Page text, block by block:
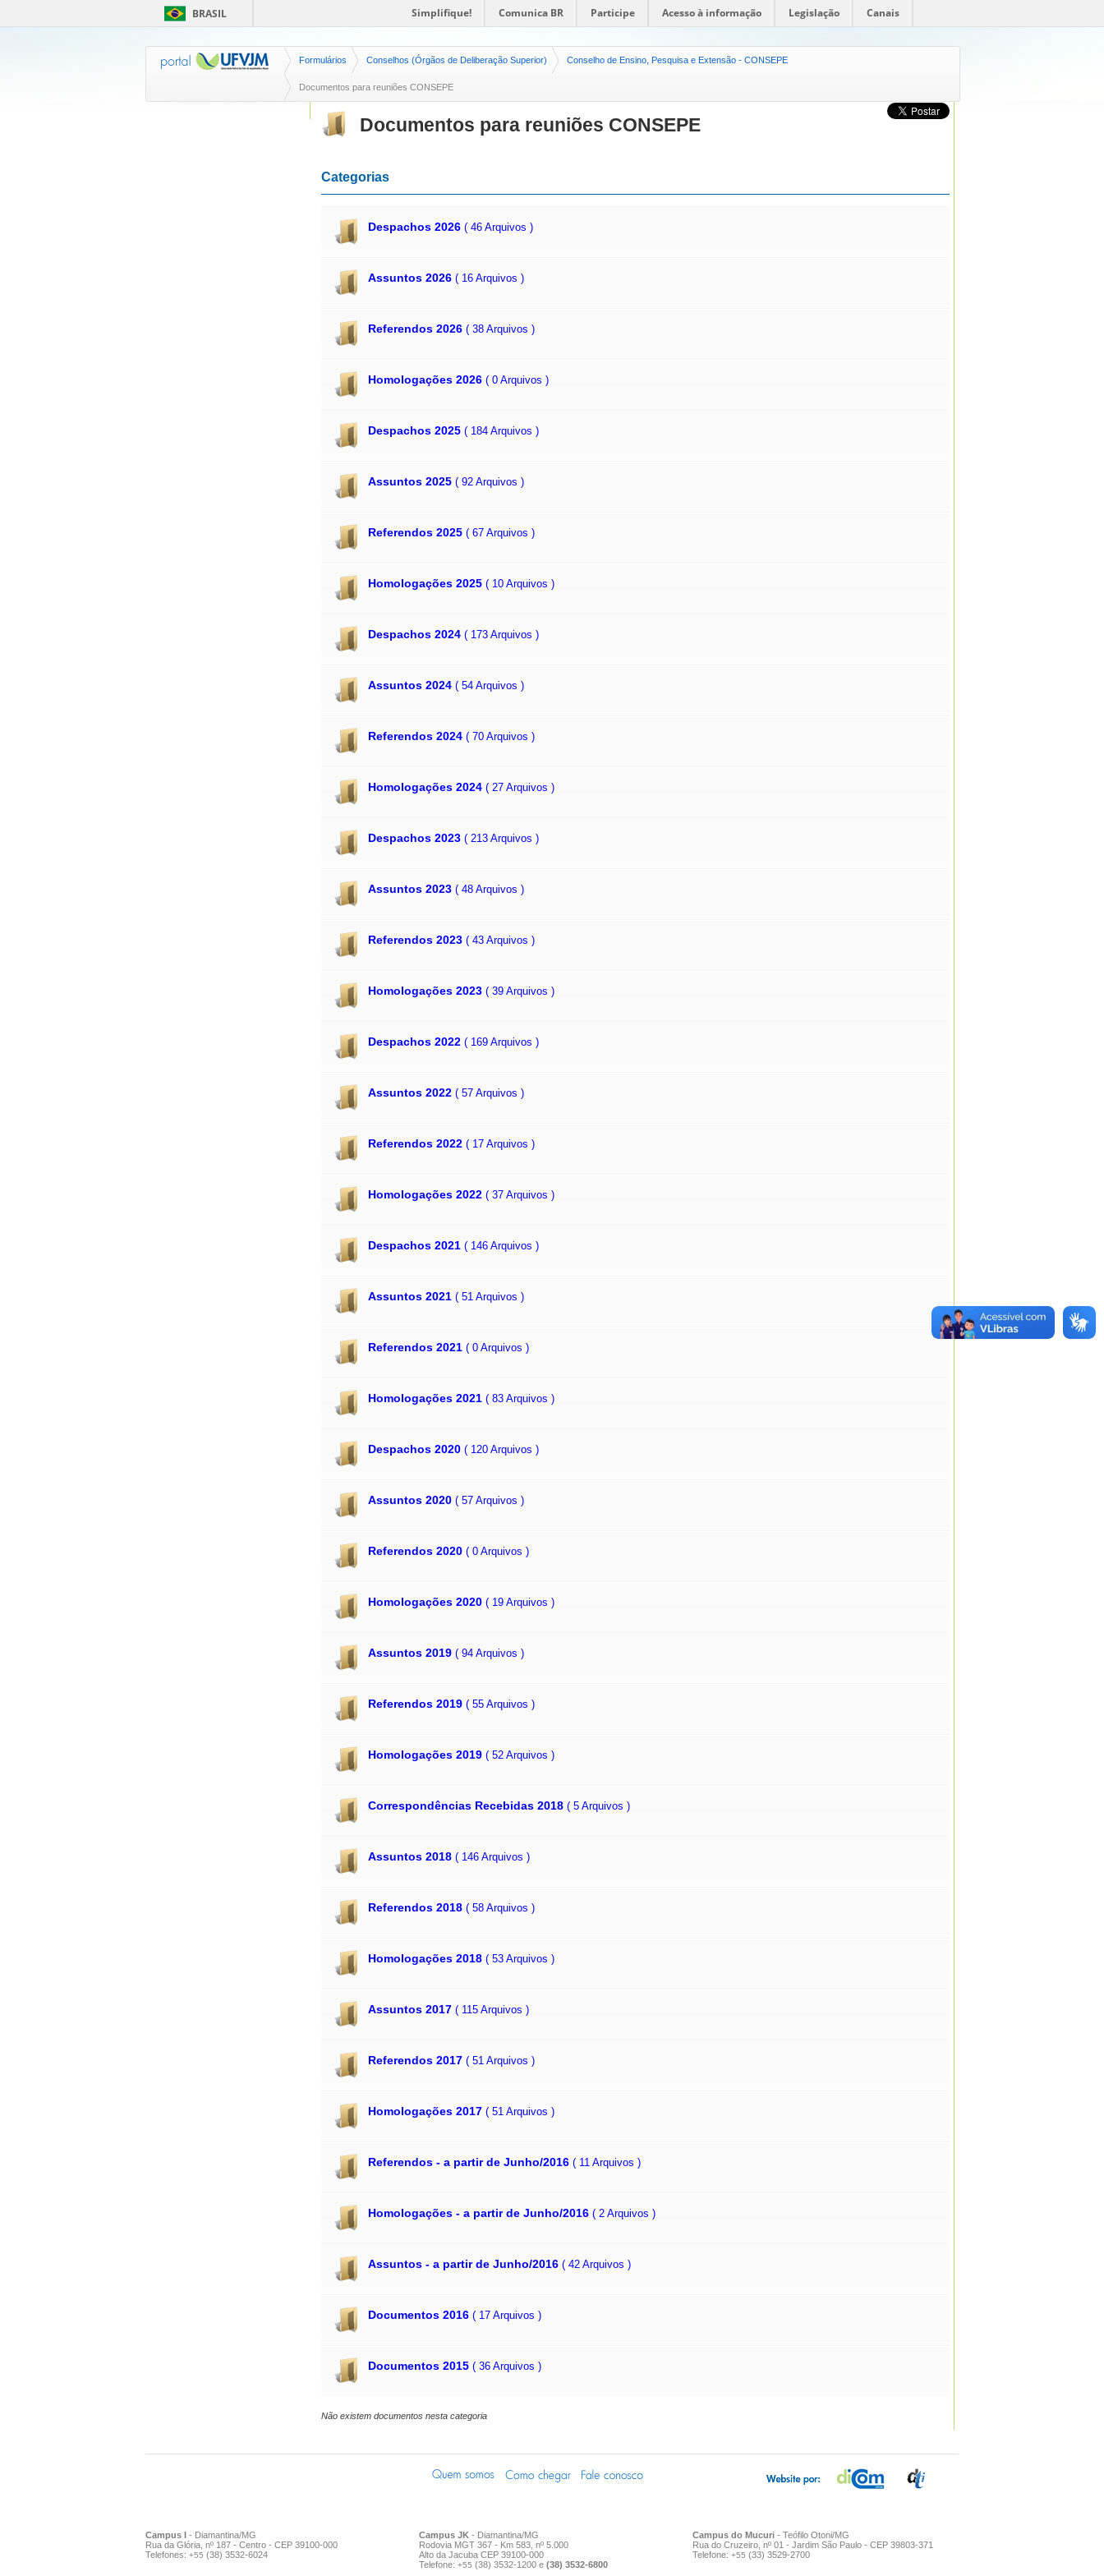
BRASIL Simplifique! Comunica BR Participe Acesso à informação Legislação Canais
Documentos para reuniões CONSEPE
Categorias
Despachos 2026 ( 46 Arquivos )
Assuntos 2026 ( 16 Arquivos )
Referendos 2026 ( 38 Arquivos )
Homologações 2026 ( 0 Arquivos )
Despachos 2025 ( 184 Arquivos )
Assuntos 2025 ( 92 Arquivos )
Referendos 2025 ( 67 Arquivos )
Homologações 2025 ( 10 Arquivos )
Despachos 2024 ( 173 Arquivos )
Assuntos 2024 ( 54 Arquivos )
Referendos 2024 ( 70 Arquivos )
Homologações 2024 ( 27 Arquivos )
Despachos 2023 ( 213 Arquivos )
Assuntos 2023 ( 48 Arquivos )
Referendos 2023 ( 43 Arquivos )
Homologações 2023 ( 39 Arquivos )
Despachos 2022 ( 169 Arquivos )
Assuntos 2022 ( 57 Arquivos )
Referendos 2022 ( 17 Arquivos )
Homologações 2022 ( 37 Arquivos )
Despachos 2021 ( 146 Arquivos )
Assuntos 2021 ( 51 Arquivos )
Referendos 2021 ( 0 Arquivos )
Homologações 2021 ( 83 Arquivos )
Despachos 2020 ( 120 Arquivos )
Assuntos 2020 ( 57 Arquivos )
Referendos 2020 ( 0 Arquivos )
Homologações 2020 ( 19 Arquivos )
Assuntos 2019 ( 94 Arquivos )
Referendos 2019 ( 55 Arquivos )
Homologações 2019 ( 52 Arquivos )
Correspondências Recebidas 2018 ( 5 Arquivos )
Assuntos 2018 ( 146 Arquivos )
Referendos 2018 ( 58 Arquivos )
Homologações 2018 ( 53 Arquivos )
Assuntos 2017 ( 115 Arquivos )
Referendos 2017 ( 51 Arquivos )
Homologações 2017 ( 51 Arquivos )
Referendos - a partir de Junho/2016 ( 11 Arquivos )
Homologações - a partir de Junho/2016 ( 2 Arquivos )
Assuntos - a partir de Junho/2016 ( 42 Arquivos )
Documentos 2016 ( 17 Arquivos )
Documentos 2015 ( 36 Arquivos )
Não existem documentos nesta categoria
Formulários Conselhos (Órgãos de Deliberação Superior) Conselho de Ensino, Pesquisa e Extensão - CONSEPE
Documentos para reuniões CONSEPE
Campus I
- Diamantina/MG
Rua da Glória, nº 187 - Centro - CEP 39100-000
Telefones: +55 (38) 3532-6024
Campus JK - Diamantina/MG
Rodovia MGT 367 - Km 583, nº 5.000
Alto da Jacuba CEP 39100-000
Telefone: +55 (38) 3532-1200 e (38) 3532-6800
Campus do Mucuri - Teófilo Otoni/MG
Rua do Cruzeiro, nº 01 - Jardim São Paulo - CEP 39803-371
Telefone: +55 (33) 3529-2700